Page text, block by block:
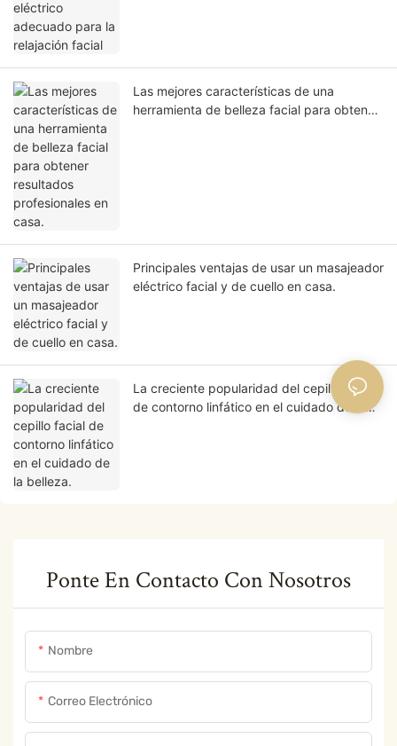
Las mejores características de una
herramienta de belleza facial para obtener
Principales ventajas de usar un masajeador
eléctrico facial y de cuello en casa.
La creciente popularidad del cepillo facial
de contorno linfático en el cuidado de la
Ponte En Contacto Con Nosotros
Nombre
Correo Electrónico